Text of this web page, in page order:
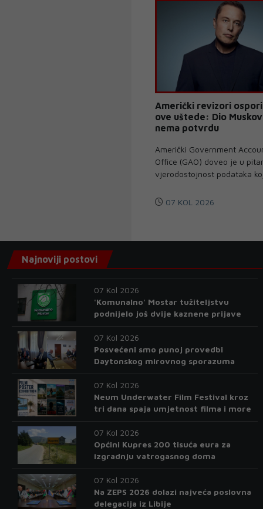
Američki revizori
ove uštede: Dio
nema potvrdu
Američki Government
Office (GAO) doveo je u
vjerodostojnost podataka
07 KOL 2026
Najnoviji postovi
07 Kol 2026
'Komunalno' Mostar tužiteljstvu
podnijelo još dvije kaznene prijave
07 Kol 2026
Posvećeni smo punoj provedbi
Daytonskog mirovnog sporazuma
07 Kol 2026
Neum Underwater Film Festival kroz
tri dana spaja umjetnost filma i more
07 Kol 2026
Općini Kupres 200 tisuća eura za
izgradnju vatrogasnog doma
07 Kol 2026
Na ZEPS 2026 dolazi najveća poslovna
delegacija iz Libije